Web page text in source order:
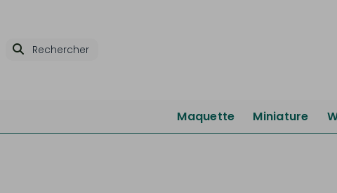
Maquette Miniature